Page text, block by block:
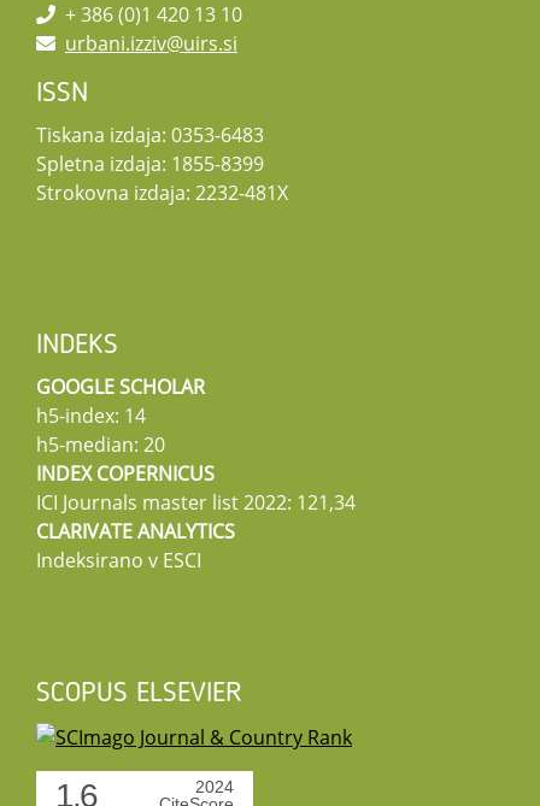
+ 386 (0)1 420 13 10
urbani.izziv@uirs.si
ISSN
Tiskana izdaja: 0353-6483
Spletna izdaja: 1855-8399
Strokovna izdaja: 2232-481X
INDEKS
GOOGLE SCHOLAR
h5-index: 14
h5-median: 20
INDEX COPERNICUS
ICI Journals master list 2022: 121,34
CLARIVATE ANALYTICS
Indeksirano v ESCI
SCOPUS ELSEVIER
1.6
2024